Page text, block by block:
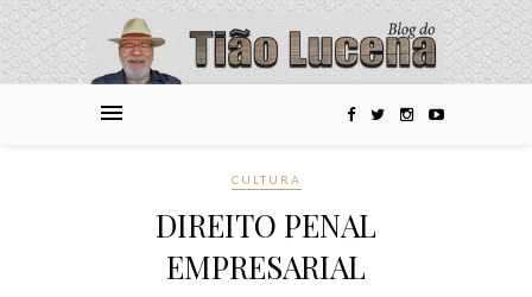
CULTURA
DIREITO PENAL
EMPRESARIAL